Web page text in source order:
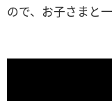
ので、お子さまと